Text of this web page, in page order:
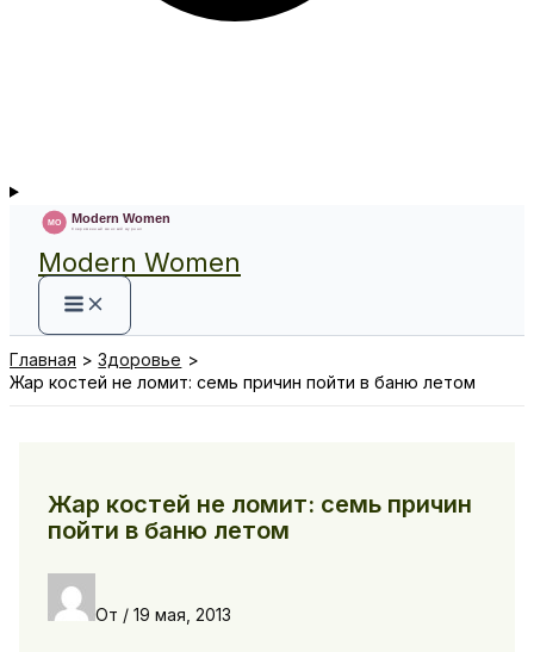
Modern Women
Главная
Здоровье
Жар костей не ломит: семь причин пойти в баню летом
Жар костей не ломит: семь причин
пойти в баню летом
От / 19 мая, 2013